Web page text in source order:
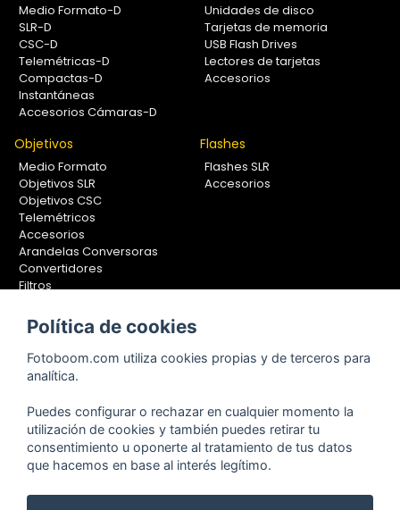
Medio Formato-D
SLR-D
CSC-D
Telemétricas-D
Compactas-D
Instantáneas
Accesorios Cámaras-D
Unidades de disco
Tarjetas de memoria
USB Flash Drives
Lectores de tarjetas
Accesorios
Objetivos
Medio Formato
Objetivos SLR
Objetivos CSC
Telemétricos
Accesorios
Arandelas Conversoras
Convertidores
Filtros
Calibradores
Flashes
Flashes SLR
Accesorios
Soportes Fotografía
Monopiés
Trípodes
Kit Completos
Accesorios
Política de cookies
Fotoboom.com utiliza cookies propias y de terceros para
analítica.
Puedes configurar o rechazar en cualquier momento la
utilización de cookies y también puedes retirar tu
consentimiento u oponerte al tratamiento de tus datos
que hacemos en base al interés legítimo.